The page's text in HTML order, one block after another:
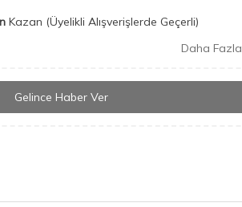
Kazan (Üyelikli Alışverişlerde Geçerli)
Daha Fazla
Gelince Haber Ver